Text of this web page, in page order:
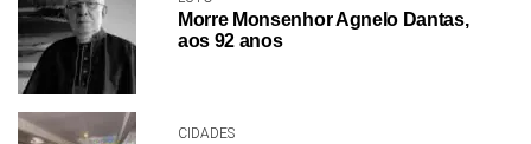
Morre Monsenhor Agnelo Dantas,
aos 92 anos
CIDADES